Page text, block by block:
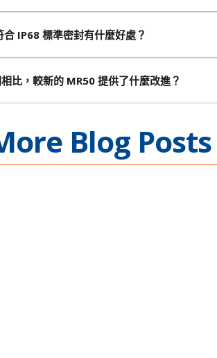
IP68 標準密封有什麼好處？
比，較新的 MR50 提供了什麼改進？
Blog Posts